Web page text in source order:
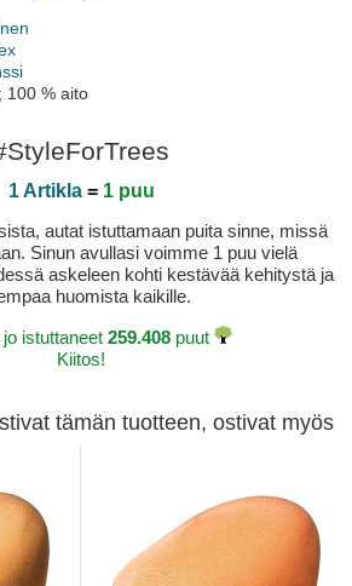
100 % aito
1 Artikla= 1 puu
autat istuttamaan puita sinne, missä
Sinun avullasi voimme 1 puu vielä
askeleen kohti kestävää kehitystä ja
huomista kaikille.
istuttaneet 259.408 puut
Kiitos!
tämän tuotteen, ostivat myös